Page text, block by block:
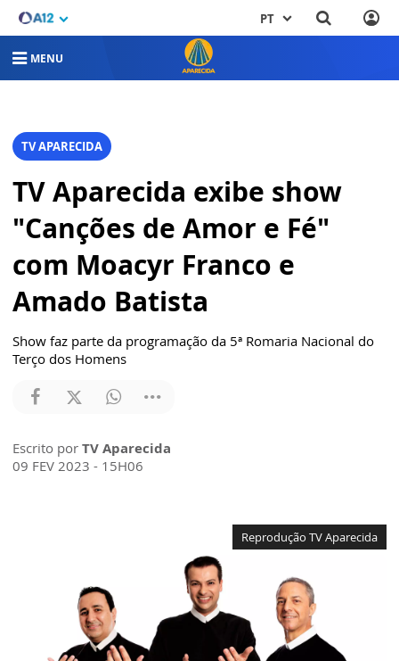
PT
MENU
TV APARECIDA
TV Aparecida exibe show
"Canções de Amor e Fé"
com Moacyr Franco e
Amado Batista
Show faz parte da programação da 5ª Romaria Nacional do
Terço dos Homens
Escrito por TV Aparecida
09 FEV 2023 - 15H06
Reprodução TV Aparecida